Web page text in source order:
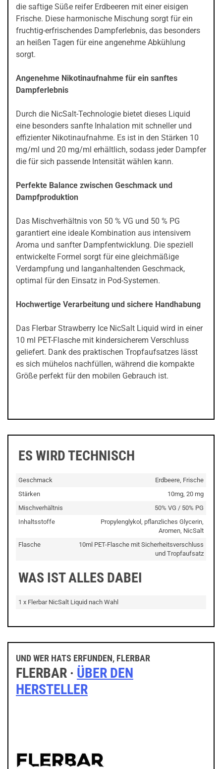
die saftige Süße reifer Erdbeeren mit einer eisigen
Frische. Diese harmonische Mischung sorgt für ein
fruchtig-erfrischendes Dampferlebnis, das besonders
an heißen Tagen für eine angenehme Abkühlung
sorgt.
Angenehme Nikotinaufnahme für ein sanftes
Dampferlebnis
Durch die NicSalt-Technologie bietet dieses Liquid
eine besonders sanfte Inhalation mit schneller und
effizienter Nikotinaufnahme. Es ist in den Stärken 10
mg/ml und 20 mg/ml erhältlich, sodass jeder Dampfer
die für sich passende Intensität wählen kann.
Perfekte Balance zwischen Geschmack und
Dampfproduktion
Das Mischverhältnis von 50 % VG und 50 % PG
garantiert eine ideale Kombination aus intensivem
Aroma und sanfter Dampfentwicklung. Die speziell
entwickelte Formel sorgt für eine gleichmäßige
Verdampfung und langanhaltenden Geschmack,
optimal für den Einsatz in Pod-Systemen.
Hochwertige Verarbeitung und sichere Handhabung
Das Flerbar Strawberry Ice NicSalt Liquid wird in einer
10 ml PET-Flasche mit kindersicherem Verschluss
geliefert. Dank des praktischen Tropfaufsatzes lässt
es sich mühelos nachfüllen, während die kompakte
Größe perfekt für den mobilen Gebrauch ist.
ES WIRD TECHNISCH
Geschmack
Erdbeere, Frische
Stärken
10mg, 20 mg
Mischverhältnis
50% VG / 50% PG
Inhaltsstoffe
Propylenglykol, pflanzliches Glycerin,
Aromen, NicSalt
Flasche
10ml PET-Flasche mit Sicherheitsverschluss
und Tropfaufsatz
WAS IST ALLES DABEI
1 x Flerbar NicSalt Liquid nach Wahl
UND WER HATS ERFUNDEN, FLERBAR
FLERBAR · ÜBER DEN
HERSTELLER